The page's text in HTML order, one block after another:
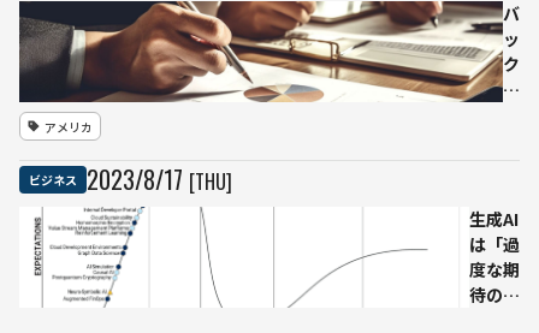
バ
ッ
ク
オ
当
者
の
2
アメリカ
ビジネス 2023/8/17 [THU]
生成AI
は「過
度な期
待のピ